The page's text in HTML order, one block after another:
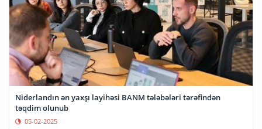
Niderlandın ən yaxşı layihəsi BANM tələbələri tərəfindən
təqdim olunub
05-02-2025